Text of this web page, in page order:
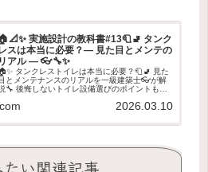
🏠📐✨ 実施設計の教科書#13🧻🚽 タンク
スは本当に必要？― 見た目とメンテの
リアル ― 👓🔧✨
🏠✨ タンクレストイレは本当に必要？🧻🚽 見た
とメンテナンスのリアルを一級建築士👓が解
🔧 後悔しないトイレ設備選びのポイントも紹
2026.03.10